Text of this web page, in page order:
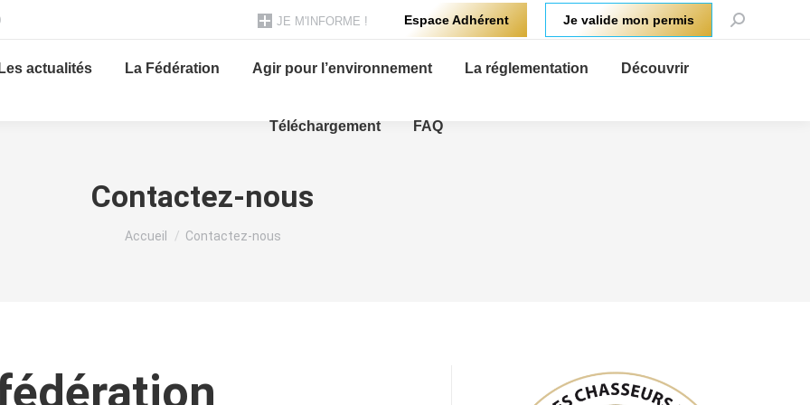
JE M'INFORME ! Espace Adhérent Je valide mon permis
Recherche
Les actualités La Fédération Agir pour l’environnement La réglementation Découvrir
Téléchargement FAQ
Contactez-nous
Vous êtes ici :
Accueil Contactez-nous